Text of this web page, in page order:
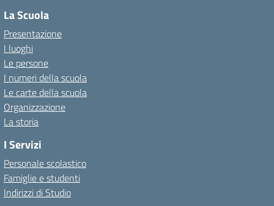
La Scuola
Presentazione
I luoghi
Le persone
I numeri della scuola
Le carte della scuola
Organizzazione
La storia
I Servizi
Personale scolastico
Famiglie e studenti
Indirizzi di Studio